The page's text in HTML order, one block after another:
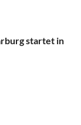
startet in